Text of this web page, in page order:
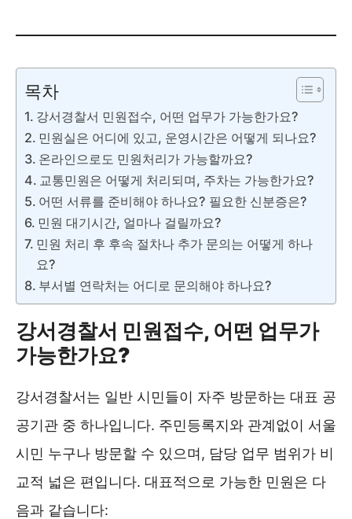
목차
강서경찰서 민원접수, 어떤 업무가 가능한가요?
민원실은 어디에 있고, 운영시간은 어떻게 되나요?
온라인으로도 민원처리가 가능할까요?
교통민원은 어떻게 처리되며, 주차는 가능한가요?
어떤 서류를 준비해야 하나요? 필요한 신분증은?
민원 대기시간, 얼마나 걸릴까요?
민원 처리 후 후속 절차나 추가 문의는 어떻게 하나
요?
부서별 연락처는 어디로 문의해야 하나요?
강서경찰서 민원접수, 어떤 업무가
가능한가요?
강서경찰서는 일반 시민들이 자주 방문하는 대표 공
공기관 중 하나입니다. 주민등록지와 관계없이 서울
시민 누구나 방문할 수 있으며, 담당 업무 범위가 비
교적 넓은 편입니다. 대표적으로 가능한 민원은 다
음과 같습니다: